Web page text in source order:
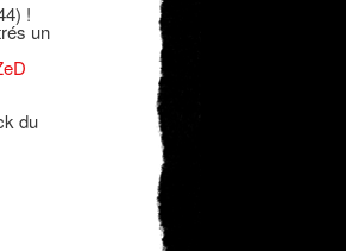
!
un
du